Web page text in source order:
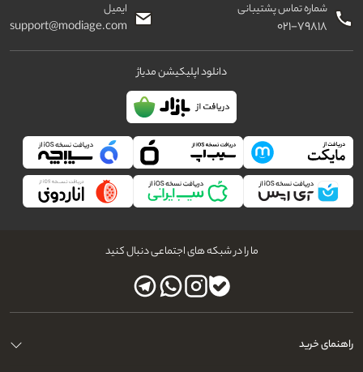
شماره تماس پشتیبانی
۰۲۱-۷۹۸۱۸
ایمیل
support@modiage.com
دانلود اپلیکیشن مدیاژ
ما را در شبکه های اجتماعی دنبال کنید
راهنمای خرید